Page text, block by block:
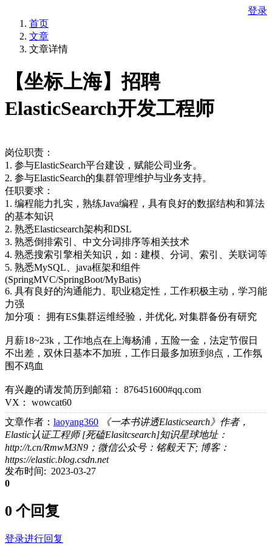
登录
首页
文章
文章详情
【坐标上海】招聘
ElasticSearch开发工程师
岗位职责：
1. 参与ElasticSearch平台建设，赋能公司业务。
2. 参与ElasticSearch的集群管理维护与业务支持。
任职要求：
1. 编程能力扎实，熟练Java编程，具有良好的数据结构和算法
的基本知识
2. 熟悉Elasticsearch架构和DSL
3. 熟悉倒排索引、中文分词排序等相关技术
4. 熟悉搜索引擎相关知识，如：建模、分词、索引、关联词等
5. 熟悉MySQL、java框架和组件
(SpringMVC/SpringBoot/MyBatis)
6. 具有良好的沟通能力、职业稳定性，工作积极主动，学习能
力强
加分项： 拥有ES集群运维经验，并优化, 对集群备份有研究
月薪18~23k，工作地点在上海杨浦，五险一金，法定节假日
不出差，双休日基本不加班，工作日最多加班到8点，工作氛
围不鸡血
有兴趣的请发简历到邮箱： 876451600#qq.com
VX： wowcat60
文章作者： laoyang360
《一本书讲透Elasticsearch》作者，
Elastic认证工程师 [死磕Elasitcsearch]知识星球地址：
http://t.cn/RmwM3N9；微信公众号：铭毅天下; 博客：
https://elastic.blog.csdn.net
发布时间: 2023-03-27
0
0 个回复
登录进行回复